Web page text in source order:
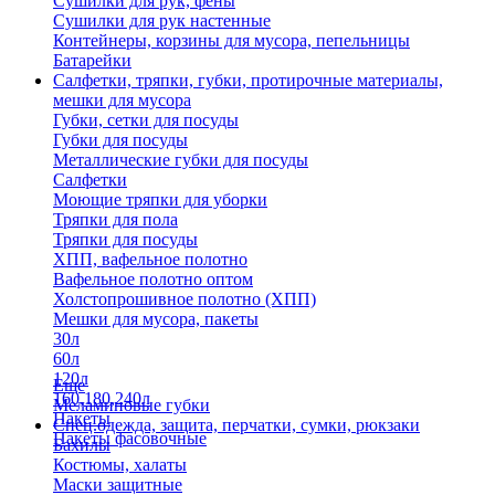
Сушилки для рук настенные
Контейнеры, корзины для мусора, пепельницы
Батарейки
Салфетки, тряпки, губки, протирочные материалы,
мешки для мусора
Губки, сетки для посуды
Губки для посуды
Металлические губки для посуды
Салфетки
Моющие тряпки для уборки
Тряпки для пола
Тряпки для посуды
ХПП, вафельное полотно
Вафельное полотно оптом
Холстопрошивное полотно (ХПП)
Мешки для мусора, пакеты
30л
60л
120л
160,180,240л
Пакеты
Пакеты фасовочные
Еще
Меламиновые губки
Спец.одежда, защита, перчатки, сумки, рюкзаки
Бахилы
Костюмы, халаты
Маски защитные